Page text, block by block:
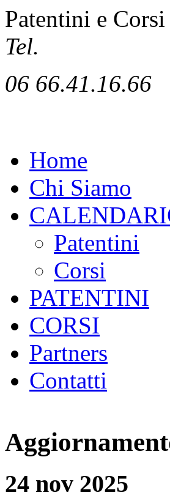
Patentini e
Tel.
06 66.41.16.66
Home
Chi Siamo
Patentini
Corsi
PATENTINI
CORSI
Partners
Contatti
24 nov 2025